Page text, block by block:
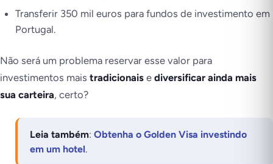
Transferir 350 mil euros para fundos de investimento em
Portugal.
Não será um problema reservar esse valor para
investimentos mais tradicionais e diversificar ainda mais
sua carteira, certo?
Leia também: Obtenha o Golden Visa investindo
em um hotel.